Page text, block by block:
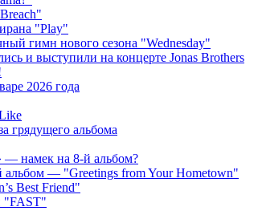
"Play"
гимн нового сезона "Wednesday"
и выступили на концерте Jonas Brothers
2026 года
грядущего альбома
— намек на 8-й альбом?
альбом — "Greetings from Your Hometown"
Best Friend"
"FAST"